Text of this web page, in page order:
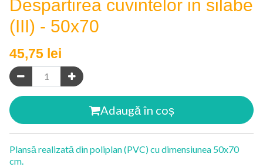
Despartirea cuvintelor in silabe
(III) - 50x70
45,75 lei
Adaugă în coș
Plansă realizată din poliplan (PVC) cu dimensiunea 50x70
cm.